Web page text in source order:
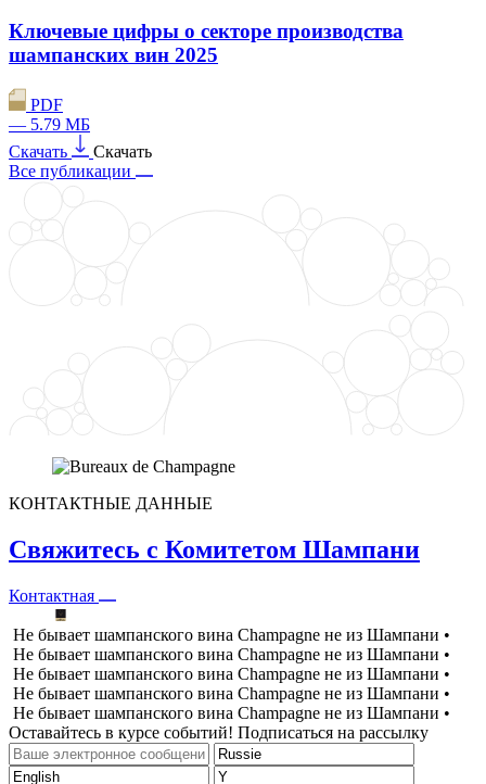
Ключевые цифры о секторе производства
шампанских вин 2025
PDF
— 5.79 МБ
Скачать
Скачать
Все публикации
КОНТАКТНЫЕ ДАННЫЕ
Свяжитесь с Комитетом Шампани
Контактная
Не бывает шампанского вина Champagne не из Шампани •
Не бывает шампанского вина Champagne не из Шампани •
Не бывает шампанского вина Champagne не из Шампани •
Не бывает шампанского вина Champagne не из Шампани •
Не бывает шампанского вина Champagne не из Шампани •
Оставайтесь в курсе событий! Подписаться на рассылку